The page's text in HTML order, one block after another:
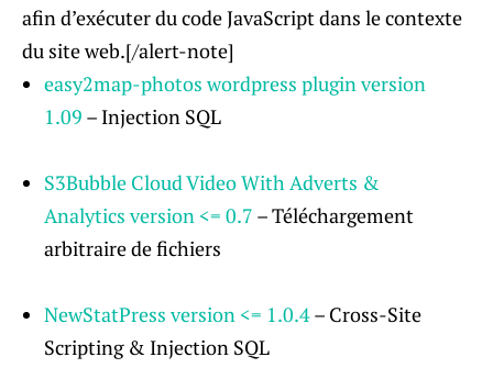
afin d’exécuter du code JavaScript dans le contexte
du site web.[/alert-note]
easy2map-photos wordpress plugin version
1.09 – Injection SQL
S3Bubble Cloud Video With Adverts &
Analytics version <= 0.7 – Téléchargement
arbitraire de fichiers
NewStatPress version <= 1.0.4– Cross-Site
Scripting & Injection SQL